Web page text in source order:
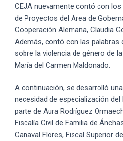
CEJA nuevamente contó con
de Proyectos del Área de
Cooperación Alemana, Claudia
Además, contó con las palabras
sobre la violencia de género de
María del Carmen Maldonado.
A continuación, se desarrolló
necesidad de especialización
parte de Aura Rodríguez
Fiscalía Civil de Familia de
Canaval Flores, Fiscal Superior